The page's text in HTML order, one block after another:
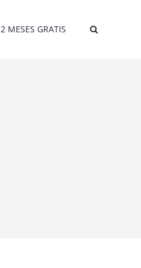
2 MESES GRATIS